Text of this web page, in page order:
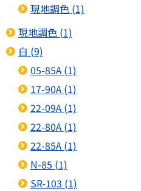
現地調色 (1)
現地調色 (1)
白 (9)
05-85A (1)
17-90A (1)
22-09A (1)
22-80A (1)
22-85A (1)
N-85 (1)
SR-103 (1)